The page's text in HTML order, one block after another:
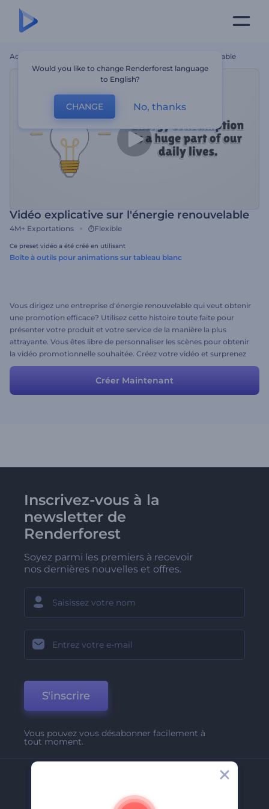
Accueil Vidéo Explicative Sur L'énergie Renouvelable
Vidéo explicative sur l'énergie renouvelable
4M+ Exportations Flexible
Ce preset vidéo a été créé en utilisant
Boîte à outils pour animations sur tableau blanc
Vous dirigez une entreprise d'énergie renouvelable qui veut obtenir
une promotion efficace? Utilisez cette histoire toute faite pour
présenter votre produit et votre service de la manière la plus
attrayante. Vous êtes libre de personnaliser les scènes pour obtenir
la vidéo promotionnelle souhaitée. Créez votre vidéo et surprenez
votre public avec votre technologie innovante.
Créer Maintenant
Inscrivez-vous à la
newsletter de
Renderforest
Soyez parmi les premiers à recevoir
nos dernières nouvelles et offres.
S'inscrire
Vous pouvez vous désabonner facilement à
tout moment.
A Propos De Nous
Would you like to change Renderforest language
to English?
CHANGE No, thanks